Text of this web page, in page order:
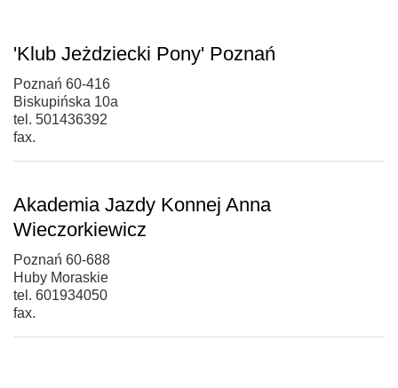
'Klub Jeżdziecki Pony' Poznań
Poznań 60-416
Biskupińska 10a
tel. 501436392
fax.
Akademia Jazdy Konnej Anna
Wieczorkiewicz
Poznań 60-688
Huby Moraskie
tel. 601934050
fax.